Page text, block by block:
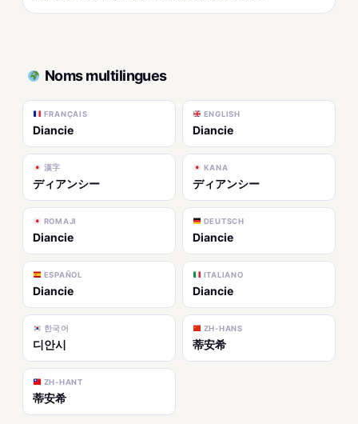
Noms multilingues
FRANÇAIS
Diancie
ENGLISH
Diancie
漢字
ディアンシー
KANA
ディアンシー
ROMAJI
Diancie
DEUTSCH
Diancie
ESPAÑOL
Diancie
ITALIANO
Diancie
한국어
디안시
ZH-HANS
蒂安希
ZH-HANT
蒂安希